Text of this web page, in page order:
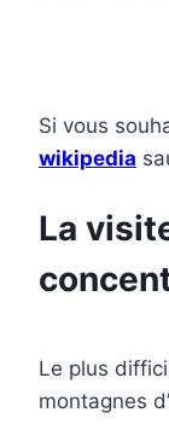
Si vous
wikipedia
La
Le plus
montagnes